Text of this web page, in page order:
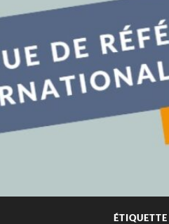
ÉTIQUETTE